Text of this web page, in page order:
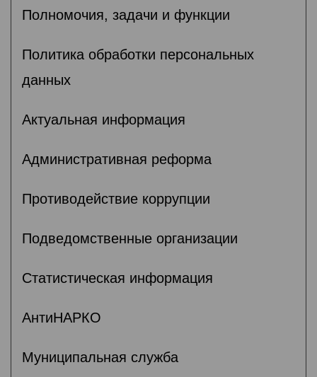
Полномочия, задачи и функции
Политика обработки персональных
данных
Актуальная информация
Административная реформа
Противодействие коррупции
Подведомственные организации
Статистическая информация
АнтиНАРКО
Муниципальная служба